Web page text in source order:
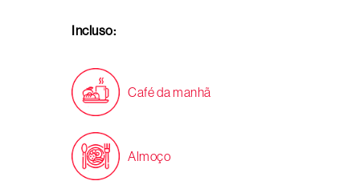
Incluso:
Café da manhã
Almoço